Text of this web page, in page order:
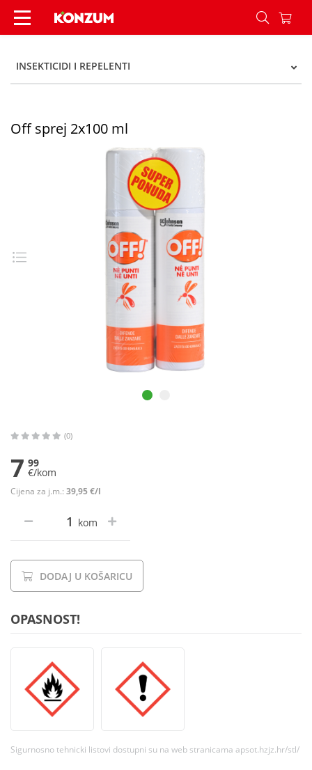
Off sprej 2x100 ml - Konzum
INSEKTICIDI I REPELENTI
Off sprej 2x100 ml
(0)
7 99
€/kom
Cijena za j.m.: 39,95 €/l
kom
DODAJ U KOŠARICU
OPASNOST!
Sigurnosno tehnicki listovi dostupni su na web stranicama apsot.hzjz.hr/stl/